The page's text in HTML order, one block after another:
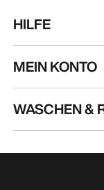
HILFE
MEIN KONTO
WASCHEN &